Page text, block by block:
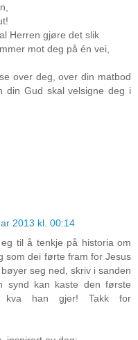
Herren gjøre det slik
mot deg på én vei,
over deg, over din matbod
din Gud skal velsigne deg i
2013 kl. 00:14
til å tenkje på historia om
som dei førte fram for Jesus
seg ned, skriv i sanden
synd kan kaste den første
han gjer! Takk for